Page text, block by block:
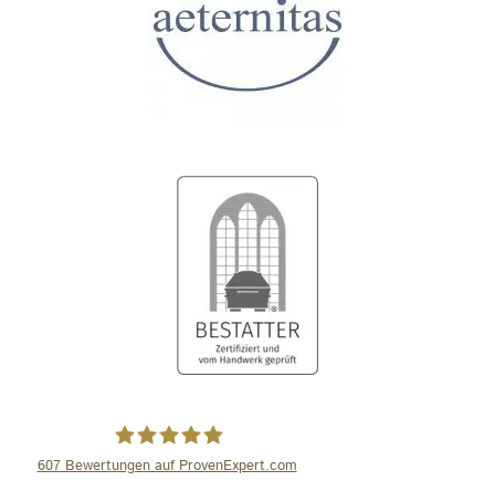
607Bewertungen auf ProvenExpert.com